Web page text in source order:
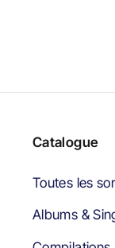
Catalogue
Toutes les
Albums &